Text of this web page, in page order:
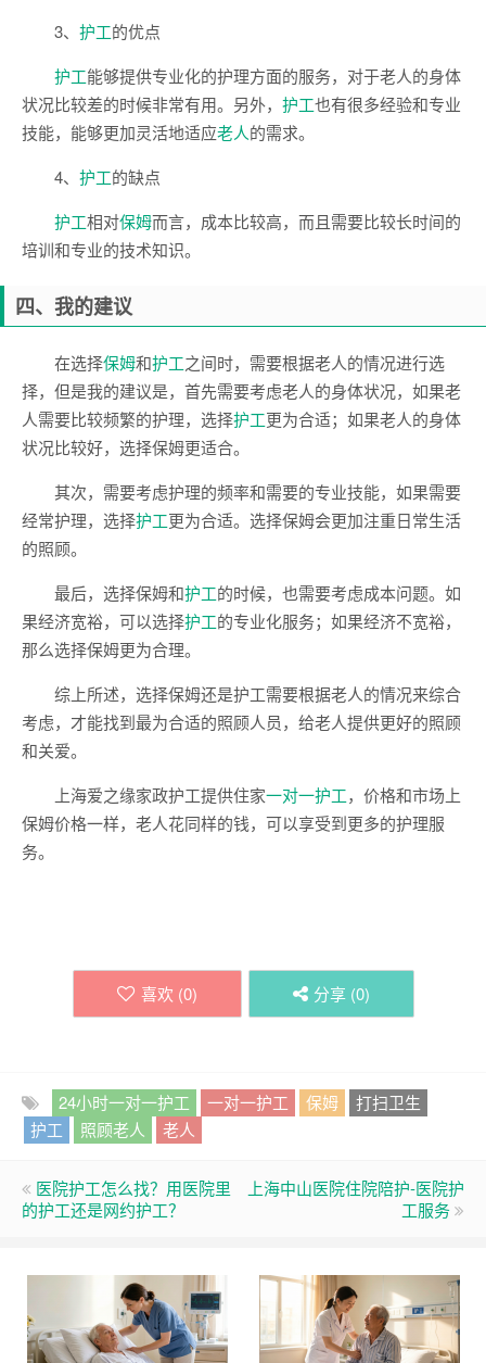
3、 护工的优点
护工能够提供专业化的护理方面的服务，对于老人的身体
状况比较差的时候非常有用。另外， 护工也有很多经验和专业
技能，能够更加灵活地适应老人的需求。
4、 护工的缺点
护工相对保姆而言，成本比较高，而且需要比较长时间的
培训和专业的技术知识。
四、我的建议
在选择保姆和护工之间时，需要根据老人的情况进行选
择，但是我的建议是，首先需要考虑老人的身体状况，如果老
人需要比较频繁的护理，选择护工更为合适；如果老人的身体
状况比较好，选择保姆更适合。
其次，需要考虑护理的频率和需要的专业技能，如果需要
经常护理，选择护工更为合适。选择保姆会更加注重日常生活
的照顾。
最后，选择保姆和护工的时候，也需要考虑成本问题。如
果经济宽裕，可以选择护工的专业化服务；如果经济不宽裕，
那么选择保姆更为合理。
综上所述，选择保姆还是护工需要根据老人的情况来综合
考虑，才能找到最为合适的照顾人员，给老人提供更好的照顾
和关爱。
上海爱之缘家政护工提供住家一对一护工，价格和市场上
保姆价格一样，老人花同样的钱，可以享受到更多的护理服
务。
喜欢 (0) 分享 (0)
24小时一对一护工 一对一护工 保姆
打扫卫生
护工
照顾老人 老人
医院护工怎么找？用医院里
的护工还是网约护工？
上海中山医院住院陪护-医院护
工服务